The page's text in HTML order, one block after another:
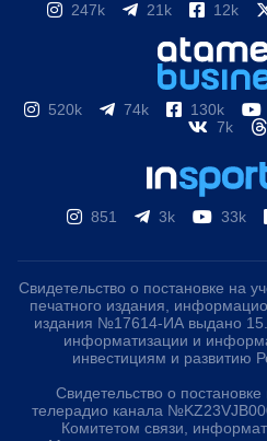
247k 21k 12k
520k 74k 130k
7k
851 3k 33k
Свидетельство о постановке на
печатного издания,
издания №17614-ИА выдано
информатизации и
инвестициям и развитию
Свидетельство о постановке
телерадио канала
Комитетом связи,